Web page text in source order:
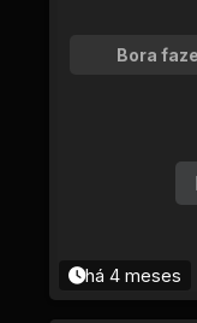
Bora
há 4 meses